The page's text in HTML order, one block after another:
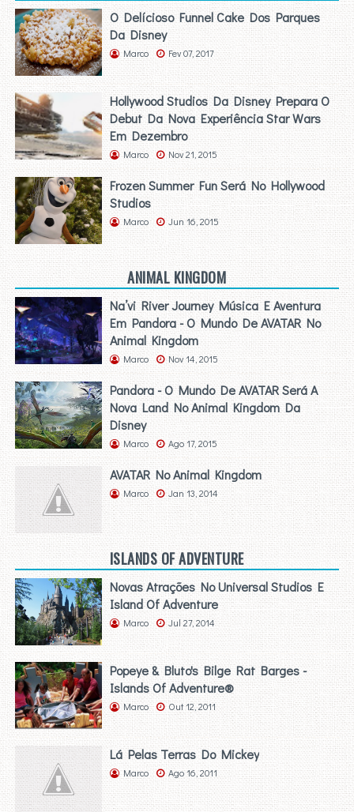
O Delícioso Funnel Cake Dos Parques
Da Disney
Marco Fev 07, 2017
Hollywood Studios Da Disney Prepara O
Debut Da Nova Experiência Star Wars
Em Dezembro
Marco Nov 21, 2015
Frozen Summer Fun Será No Hollywood
Studios
Marco Jun 16, 2015
ANIMAL KINGDOM
Na’vi River Journey Música E Aventura
Em Pandora - O Mundo De AVATAR No
Animal Kingdom
Marco Nov 14, 2015
Pandora - O Mundo De AVATAR Será A
Nova Land No Animal Kingdom Da
Disney
Marco Ago 17, 2015
AVATAR No Animal Kingdom
Marco Jan 13, 2014
ISLANDS OF ADVENTURE
Novas Atrações No Universal Studios E
Island Of Adventure
Marco Jul 27, 2014
Popeye & Bluto's Bilge Rat Barges -
Islands Of Adventure®
Marco Out 12, 2011
Lá Pelas Terras Do Mickey
Marco Ago 16, 2011